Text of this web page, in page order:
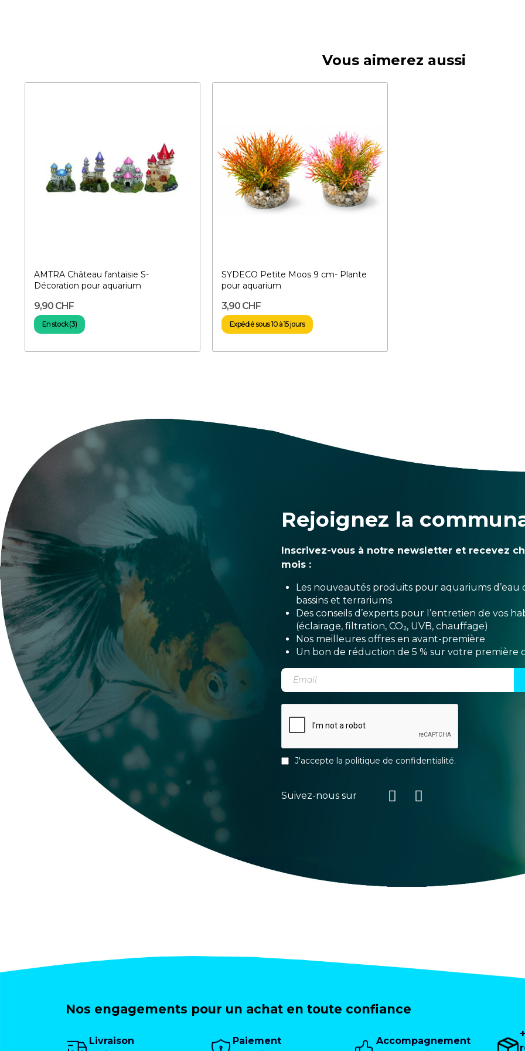
Vous aimerez aussi
AMTRA Château fantaisie S-
Décoration pour aquarium
9,90 CHF
En stock (3)
SYDECO Petite Moos 9 cm- Plante
pour aquarium
3,90 CHF
Expédié sous 10 à 15 jours
Rejoignez la
Inscrivez-vous à notre newsletter et recevez
mois :
Les nouveautés produits pour aquariums d’eau
bassins et terrariums
Des conseils d’experts pour l’entretien de vos
(éclairage, filtration, CO₂, UVB, chauffage)
Nos meilleures offres en avant-première
Un bon de réduction de 5 % sur votre première
J'accepte la politique de confidentialité.
Suivez-nous sur
Nos engagements pour un achat en toute confiance
Livraison
Paiement
Accompagnement